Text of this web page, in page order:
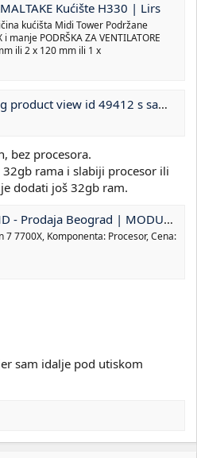
Kućište H330 | Lirs
kućišta Midi Tower Podržane
manje PODRŠKA ZA VENTILATORE
ili 2 x 120 mm ili 1 x
evo plus 1t nvme m2 2280 mz v7s1t0bw 1tb m 2 2280 pcie do 3500 mb s'
bez procesora.
rama i slabiji procesor ili
dodati još 32gb ram.
Beograd | MODULUS D.O.O.
7 7700X, Komponenta: Procesor, Cena:
sam idalje pod utiskom